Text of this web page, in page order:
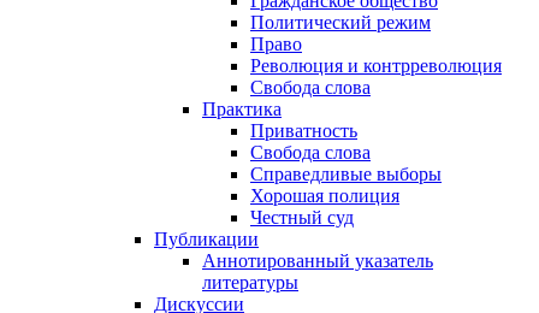
Политический режим
Право
Революция и контрреволюция
Свобода слова
Практика
Приватность
Свобода слова
Справедливые выборы
Хорошая полиция
Честный суд
Публикации
Аннотированный указатель
литературы
Дискуссии